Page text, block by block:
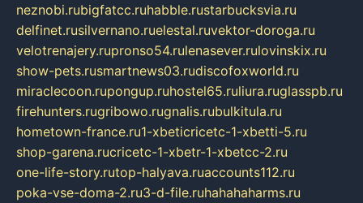
neznobi.rubigfatcc.ruhabble.rustarbucksvia.ru
delfinet.rusilvernano.ruelestal.ruvektor-doroga.ru
velotrenajery.rupronso54.rulenasever.rulovinskix.ru
show-pets.rusmartnews03.rudiscofoxworld.ru
miraclecoon.rupongup.ruhostel65.ruliura.ruglasspb.ru
firehunters.rugribowo.rugnalis.rubulkitula.ru
hometown-france.ru1-xbeticricetc-1-xbetti-5.ru
shop-garena.rucricetc-1-xbetr-1-xbetcc-2.ru
one-life-story.rutop-halyava.ruaccounts112.ru
poka-vse-doma-2.ru3-d-file.ruhahahaharms.ru